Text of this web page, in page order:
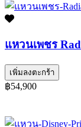
แหวนเพชร
เพิ่มลงตะกร้า
฿54,900